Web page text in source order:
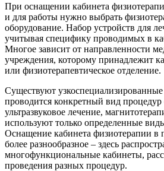
При оснащении кабинета
и для работы нужно выбрать
оборудование. Набор устройств для
учитывая специфику проводимых в
Многое зависит от направленности
учреждения, которому принадлежит
или физиотерапевтическое отделение.
Существуют узкоспециализированные
проводится конкретный вид
ультразвуковое лечение,
используют только определенные
Оснащение кабинета физиотерапии в
более разнообразное – здесь
многофункциональные кабинеты,
проведения разных процедур.